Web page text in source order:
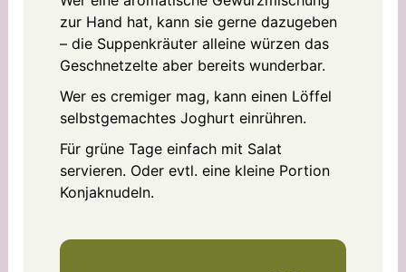
zur Hand hat, kann sie gerne dazugeben
– die Suppenkräuter alleine würzen das
Geschnetzelte aber bereits wunderbar.
Wer es cremiger mag, kann einen Löffel
selbstgemachtes Joghurt einrühren.
Für grüne Tage einfach mit Salat
servieren. Oder evtl. eine kleine Portion
Konjaknudeln.